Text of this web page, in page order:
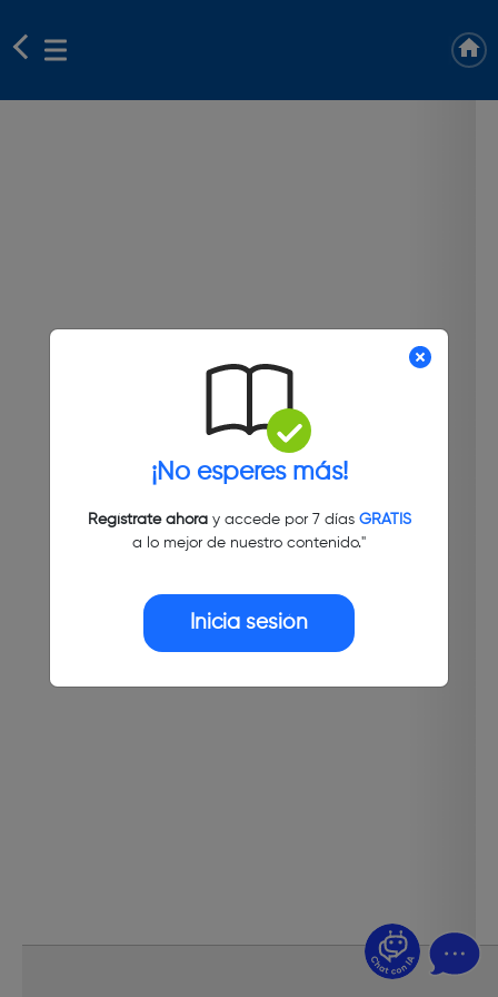
¡No esperes más!
Regístrate ahoray accede por 7 días GRATIS
a lo mejor de nuestro contenido."
Inicia sesión